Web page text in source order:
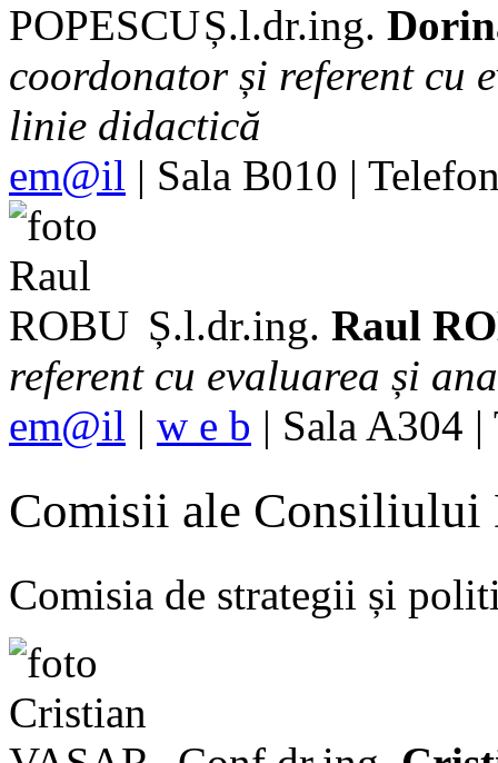
Ș.l.dr.ing.
coordonator și referent cu
linie didactică
em@il | Sala B010 |
Ș.l.dr.ing. Raul
referent cu evaluarea și
em@il | w e b | Sala A304
Comisii ale Consiliului
Comisia de strategii și